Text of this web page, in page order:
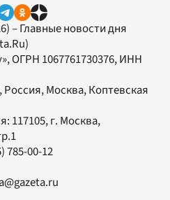
– Главные новости дня
, ОГРН 1067761730376, ИНН
Россия, Москва, Коптевская
117105, г. Москва,
785-00-12